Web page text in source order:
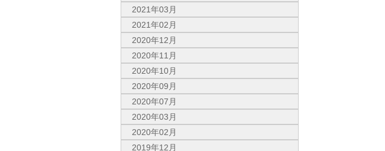
2021年03月
2021年02月
2020年12月
2020年11月
2020年10月
2020年09月
2020年07月
2020年03月
2020年02月
2019年12月